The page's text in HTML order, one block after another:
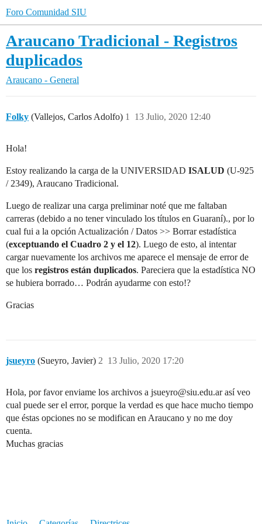
Foro Comunidad SIU
Araucano Tradicional - Registros
duplicados
Araucano - General
Folky (Vallejos, Carlos Adolfo) 13 Julio, 2020 12:40
1
Hola!
Estoy realizando la carga de la UNIVERSIDAD ISALUD (U-925
/ 2349), Araucano Tradicional.
Luego de realizar una carga preliminar noté que me faltaban
carreras (debido a no tener vinculado los títulos en Guaraní)., por lo
cual fui a la opción Actualización / Datos >> Borrar estadística
(exceptuando el Cuadro 2 y el 12). Luego de esto, al intentar
cargar nuevamente los archivos me aparece el mensaje de error de
que los registros están duplicados. Pareciera que la estadística NO
se hubiera borrado… Podrán ayudarme con esto!?
Gracias
jsueyro (Sueyro, Javier) 13 Julio, 2020 17:20
2
Hola, por favor enviame los archivos a jsueyro@siu.edu.ar así veo
cual puede ser el error, porque la verdad es que hace mucho tiempo
que éstas opciones no se modifican en Araucano y no me doy
cuenta.
Muchas gracias